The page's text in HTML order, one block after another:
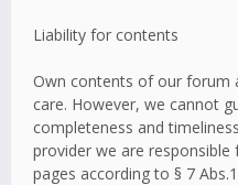
Liability for contents
Own contents of our forum
care. However, we cannot
completeness and
provider we are
pages according to § 7